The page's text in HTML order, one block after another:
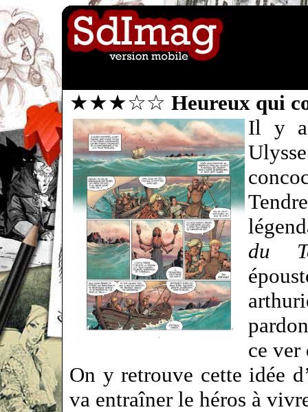
★★★☆☆ Heureux qui
Il y a
du
ce ver
On y retrouve cette idée
va entraîner le héros à